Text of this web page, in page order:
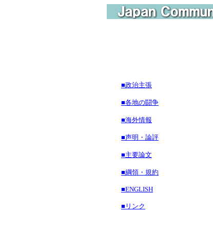
■政治主張
■各地の闘争
■海外情報
■声明・論評
■主要論文
■綱領・規約
■ENGLISH
■リンク